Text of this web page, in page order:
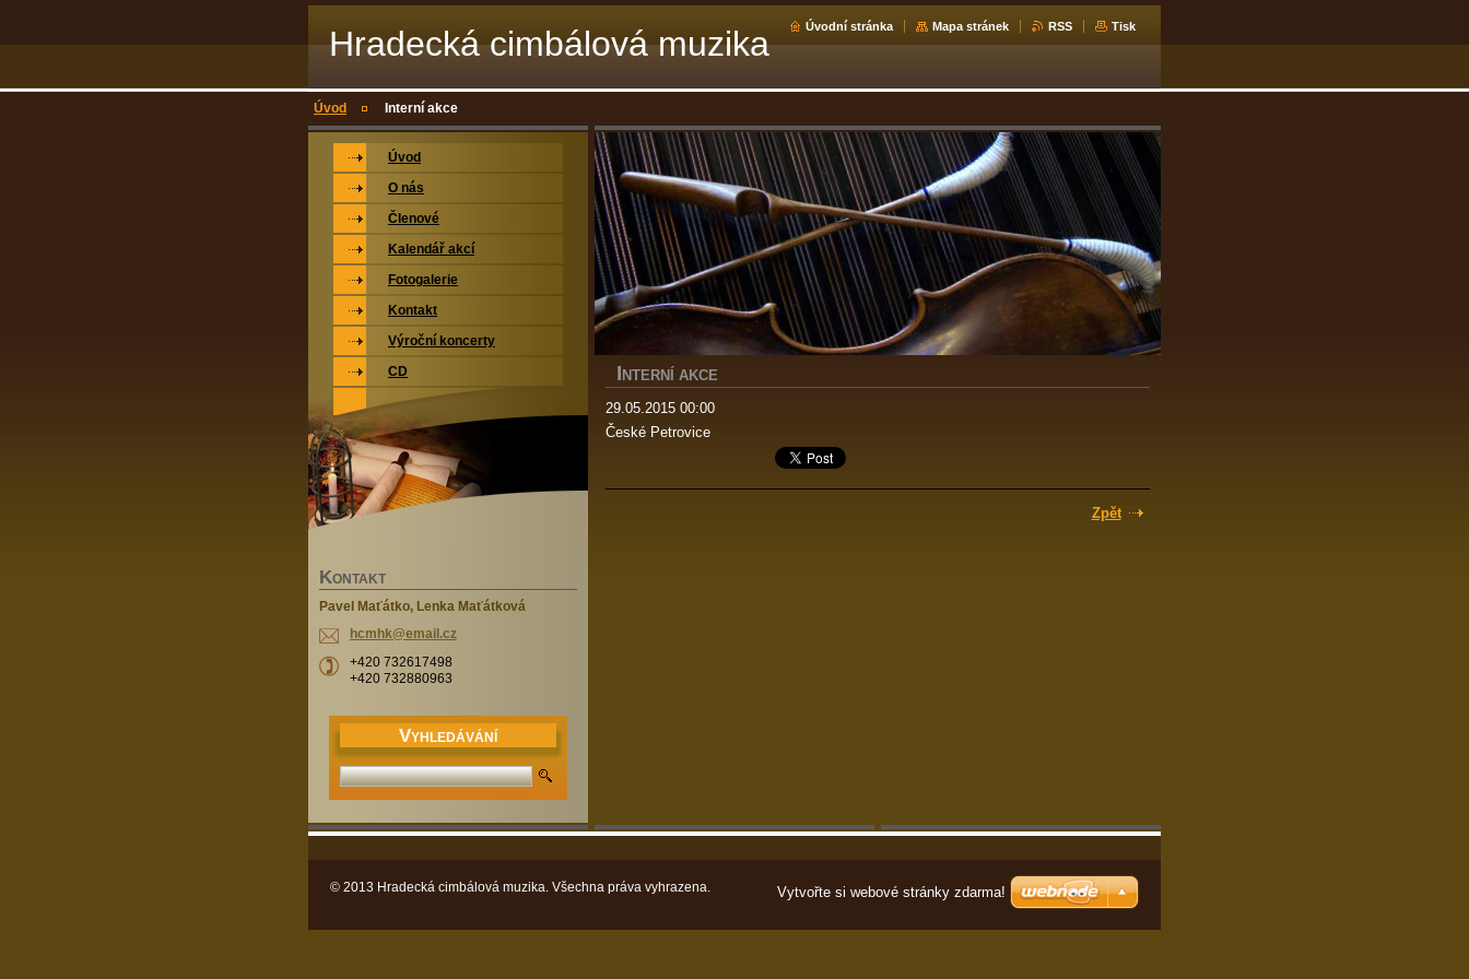
Hradecká cimbálová muzika Úvodní stránka Mapa stránek RSS Tisk
Úvod Interní akce
I NTERNÍ AKCE
29.05.2015 00:00
České Petrovice
Zpět
Úvod
O nás
Členové
Kalendář akcí
Fotogalerie
Kontakt
Výroční koncerty
CD
KONTAKT
Pavel Maťátko, Lenka Maťátková
hcmhk@email.cz
+420 732617498
+420 732880963
VYHLEDÁVÁNÍ
© 2013 Hradecká cimbálová muzika. Všechna práva vyhrazena. Vytvořte si webové stránky zdarma!